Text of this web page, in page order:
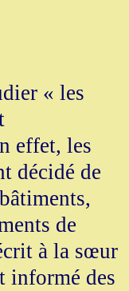
« les
effet, les
décidé de
de
à la sœur
informé des